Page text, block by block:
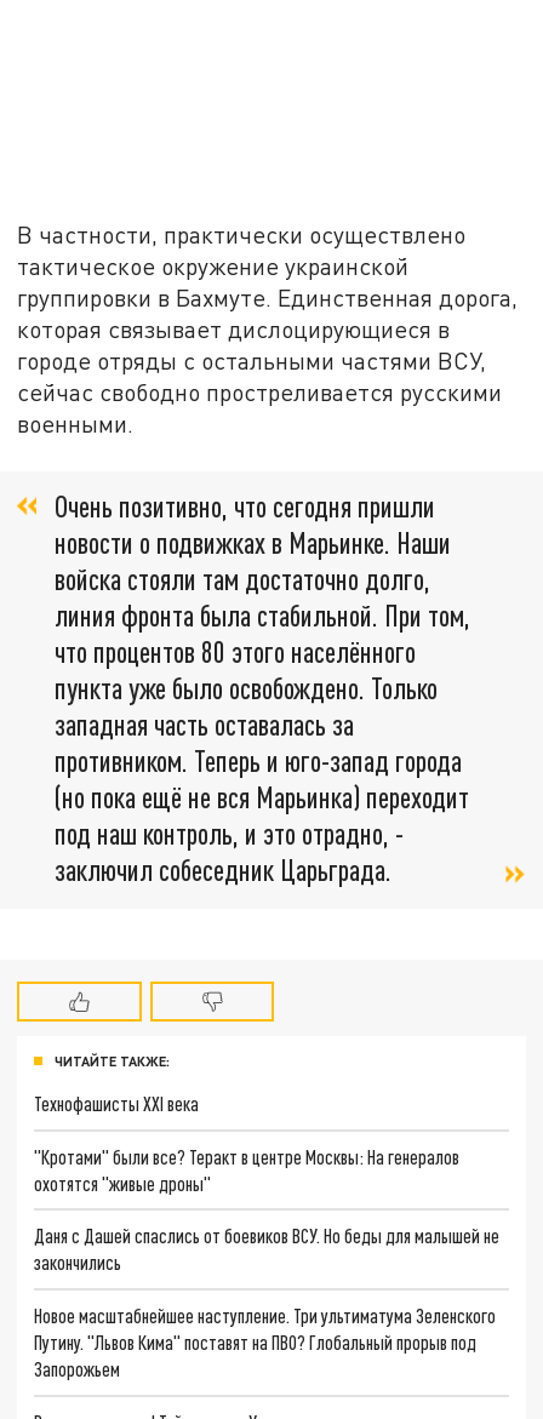
В частности, практически осуществлено
тактическое окружение украинской
группировки в Бахмуте. Единственная дорога,
которая связывает дислоцирующиеся в
городе отряды с остальными частями ВСУ,
сейчас свободно простреливается русскими
военными.
Очень позитивно, что сегодня пришли
новости о подвижках в Марьинке. Наши
войска стояли там достаточно долго,
линия фронта была стабильной. При том,
что процентов 80 этого населённого
пункта уже было освобождено. Только
западная часть оставалась за
противником. Теперь и юго-запад города
(но пока ещё не вся Марьинка) переходит
под наш контроль, и это отрадно, -
заключил собеседник Царьграда.
ЧИТАЙТЕ ТАКЖЕ:
Технофашисты XXI века
"Кротами" были все? Теракт в центре Москвы: На генералов
охотятся "живые дроны"
Даня с Дашей спаслись от боевиков ВСУ. Но беды для малышей не
закончились
Новое масштабнейшее наступление. Три ультиматума Зеленского
Путину. "Львов Кима" поставят на ПВО? Глобальный прорыв под
Запорожьем